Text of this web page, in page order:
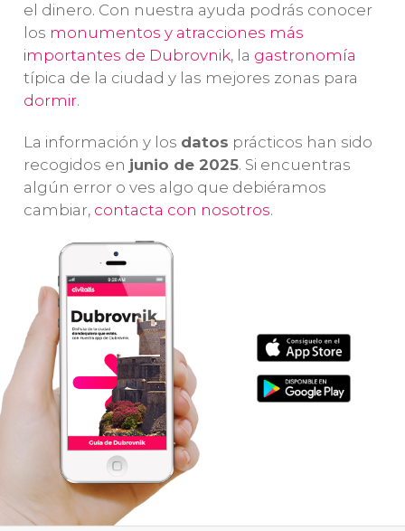
antiguo
declarado
Patrimonio de
la Humanidad
Herzegovina y
visitaremos un
lugar que
parece un
el dinero. Con nuestra ayuda podrás conocer
los monumentos y atracciones más
importantes de Dubrovnik, la gastronomía
típica de la ciudad y las mejores zonas para
dormir.
La información y los datos prácticos han sido
recogidos en junio de 2025. Si encuentras
algún error o ves algo que debiéramos
cambiar, contacta con nosotros.